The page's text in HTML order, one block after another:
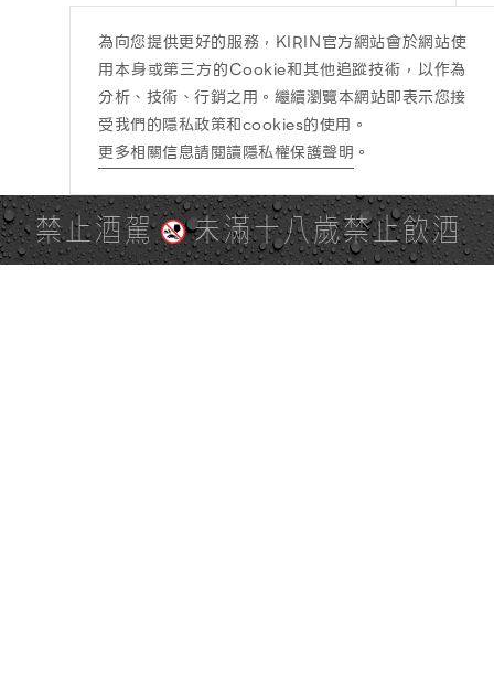
禁止酒駕 未滿十八歲禁止飲酒
為向您提供更好的服務，KIRIN官方網站會於網站使
用本身或第三方的Cookie和其他追蹤技術，以作為
分析、技術、行銷之用。繼續瀏覽本網站即表示您接
受我們的隱私政策和cookies的使用。
更多相關信息請閱讀隱私權保護聲明 。
PAGE TOP